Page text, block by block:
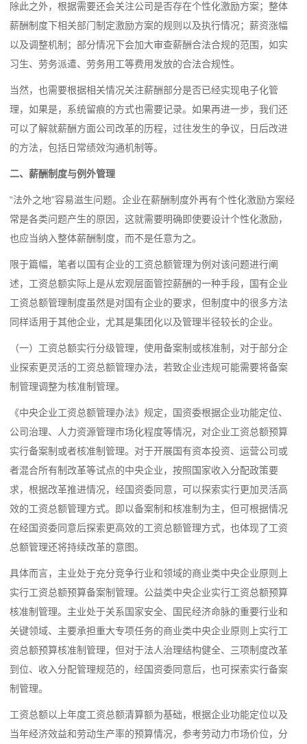
除此之外，根据需要还会关注公司是否存在个性化激励方案；整体
薪酬制度下相关部门制定激励方案的规则以及执行情况；薪资涨幅
以及调整机制；部分情况下会加大审查薪酬合法合规的范围，如实
习生、劳务派遣、劳务用工等费用发放的合法合规性。
当然，也需要根据相关情况关注薪酬部分是否已经实现电子化管
理，如果是，系统留痕的方式也需要记录。如果再进一步，我们还
可以了解就薪酬方面公司改革的历程，过往发生的争议，日后改进
的方法，包括日常绩效沟通机制等。
二、薪酬制度与例外管理
“法外之地”容易滋生问题。企业在薪酬制度外再有个性化激励方案经
常是各类问题产生的原因，这就需要明确即使要设计个性化激励，
也应当纳入整体薪酬制度，而不是任意为之。
限于篇幅，笔者以国有企业的工资总额管理为例对该问题进行阐
述，工资总额实际上是从宏观层面管控薪酬的一种手段，国有企业
工资总额管理制度虽然是对国有企业的要求，但制度中的很多方法
同样适用于其他企业，尤其是集团化以及管理半径较长的企业。
（一）工资总额实行分级管理，使用备案制或核准制，对于部分企
业探索更灵活的工资总额管理办法，若致企业违规可能需要将备案
制管理调整为核准制管理。
《中央企业工资总额管理办法》规定，国资委根据企业功能定位、
公司治理、人力资源管理市场化程度等情况，对企业工资总额预算
实行备案制或者核准制管理。对于开展国有资本投资、运营公司或
者混合所有制改革等试点的中央企业，按照国家收入分配政策要
求，根据改革推进情况，经国资委同意，可以探索实行更加灵活高
效的工资总额管理方式。即以备案制和核准制为主，但可根据情况
在经国资委同意后探索更高效的工资总额管理方式，也体现了工资
总额管理还将持续改革的意图。
具体而言，主业处于充分竞争行业和领域的商业类中央企业原则上
实行工资总额预算备案制管理。公益类中央企业实行工资总额预算
核准制管理。主业处于关系国家安全、国民经济命脉的重要行业和
关键领域、主要承担重大专项任务的商业类中央企业原则上实行工
资总额预算核准制管理，但对于法人治理结构健全、三项制度改革
到位、收入分配管理规范的，经国资委同意后，也可探索实行备案
制管理。
工资总额以上年度工资总额清算额为基础，根据企业功能定位以及
当年经济效益和劳动生产率的预算情况，参考劳动力市场价位，分